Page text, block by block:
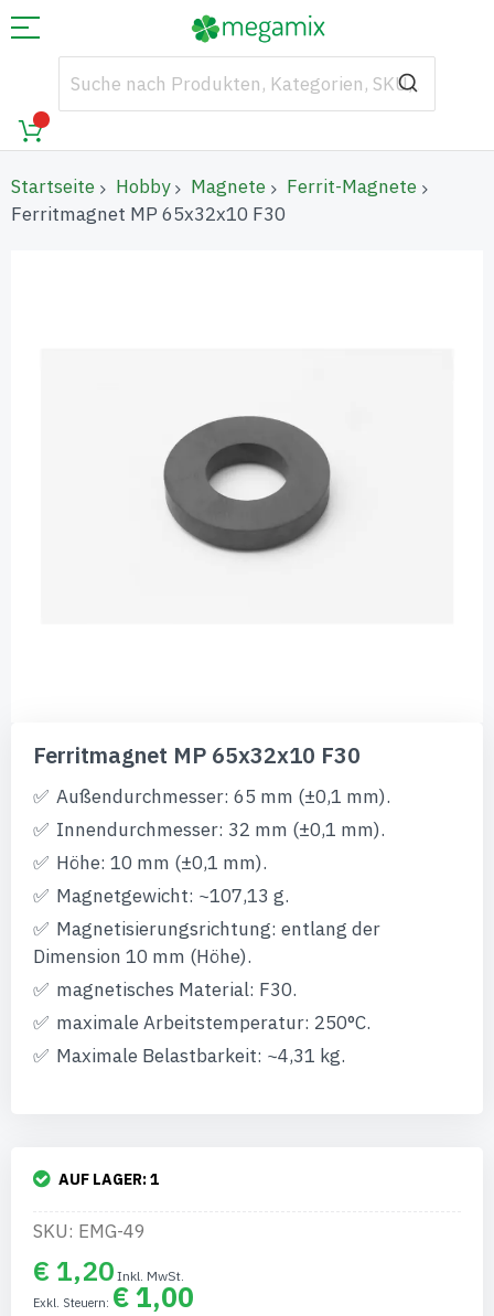
Startseite Hobby Magnete
Ferrit-Magnete
Ferritmagnet MP 65x32x10 F30
Anfang
Bildgalerie
springen
Ferritmagnet MP 65x32x10 F30
Außendurchmesser: 65 mm (±0,1 mm).
Innendurchmesser: 32 mm (±0,1 mm).
Höhe: 10 mm (±0,1 mm).
Magnetgewicht: ~107,13 g.
Magnetisierungsrichtung: entlang der
Dimension 10 mm (Höhe).
magnetisches Material: F30.
maximale Arbeitstemperatur: 250°C.
Maximale Belastbarkeit: ~4,31 kg.
AUF LAGER:1
SKU: EMG-49
€ 1,20
€ 1,00